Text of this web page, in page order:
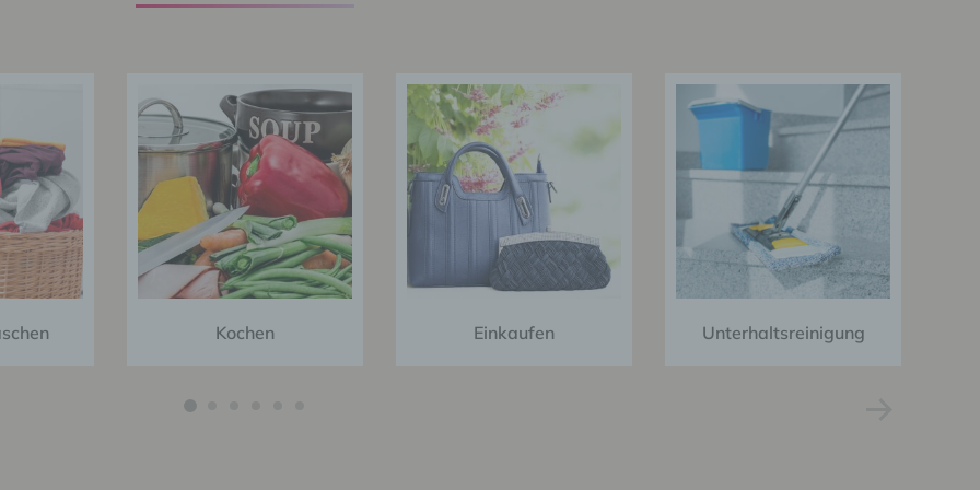
Kochen Einkaufen Unterhaltsreinigung
Person zugeordnet werden können, sofern diese zusätzlichen
gesondert aufbewahrt werden und technischen und
Maßnahmen unterliegen, die gewährleisten, dass die
Daten nicht einer identifizierten oder identifizierbaren
Person zugewiesen werden.
oder für die Verarbeitung
oder für die Verarbeitung Verantwortlicher ist die
oder juristische Person, Behörde, Einrichtung oder andere
die allein oder gemeinsam mit anderen über die Zwecke und Mittel
von personenbezogenen Daten entscheidet. Sind die
und Mittel dieser Verarbeitung durch das Unionsrecht oder das
dem Unionsrecht oder dem Recht der Mitgliedstaaten vorgesehen